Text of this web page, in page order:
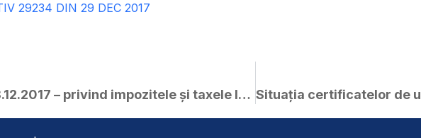
29234 DIN 29 DEC 2017
HCL 258 / 28.12.2017 – privind impozitele și taxele locale pe anul 2018